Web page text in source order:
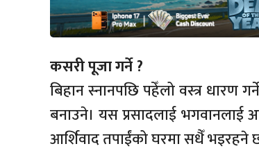
कसरी पूजा गर्ने ?
बिहान स्नानपछि पहेँलो वस्त्र धारण
बनाउने। यस प्रसादलाई भगवानलाई
आर्शिवाद तपाईंको घरमा सधैँ भइरहने